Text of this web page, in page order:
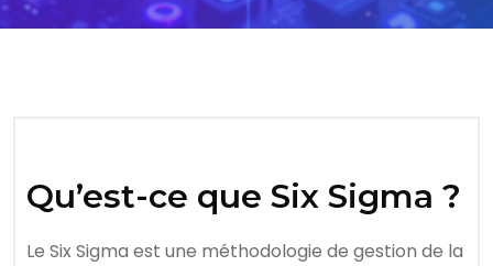
Qu’est-ce que Six Sigma ?
Le Six Sigma est une méthodologie de gestion de la